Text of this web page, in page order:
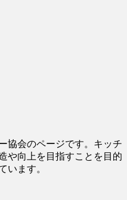
協会のページです。キッチ
や向上を目指すことを目的
います。